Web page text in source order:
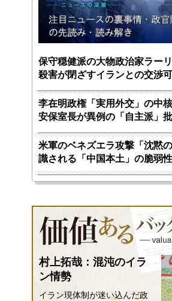
保守穏健派の大物政治家ラー
殺害が閉ざすイランとの交渉
李在明政権「実用外交」の中
安保室長が異例の「自主派」
米軍のベネズエラ攻撃「沈黙
識される「中国本土」の脆弱性
村上拓哉：混沌のイラ
ン情勢
イラン現体制が迷い込んだ政